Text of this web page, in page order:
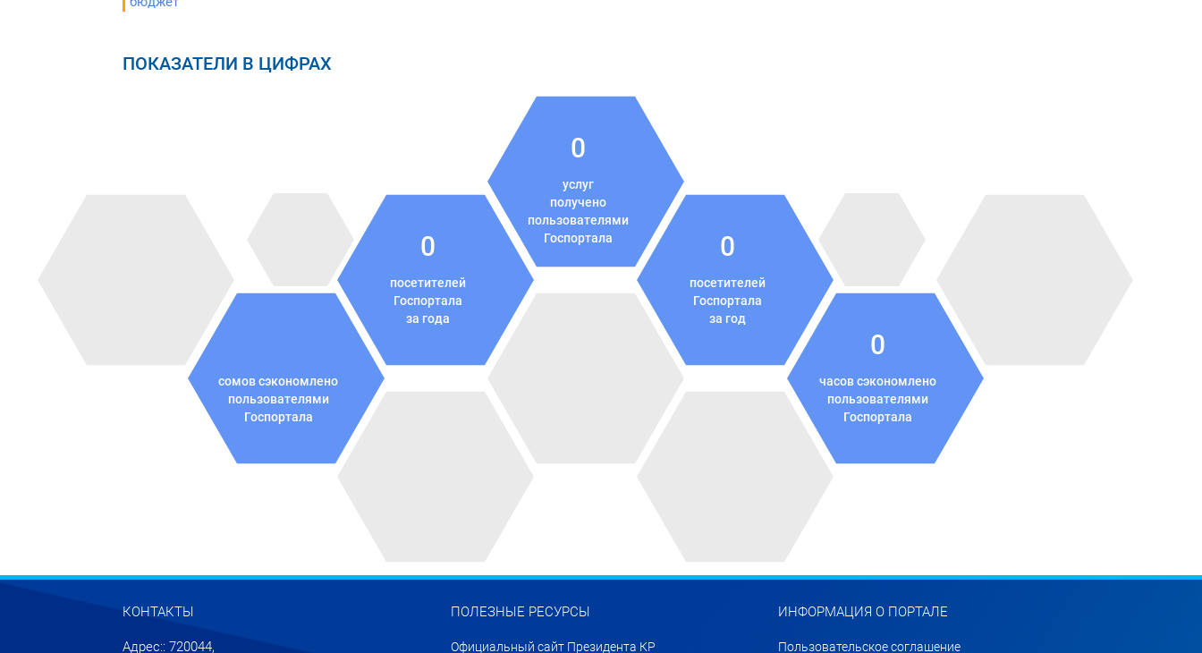
ПОКАЗАТЕЛИ В ЦИФРАХ
0
услуг
получено
пользователями
Госпортала
0
посетителей
Госпортала
за года
0
посетителей
Госпортала
за год
сомов сэкономлено
пользователями
Госпортала
0
часов сэкономлено
пользователями
Госпортала
КОНТАКТЫ
Адрес:: 720044,
ПОЛЕЗНЫЕ РЕСУРСЫ
Официальный сайт Президента КР
ИНФОРМАЦИЯ О ПОРТАЛЕ
Пользовательское соглашение